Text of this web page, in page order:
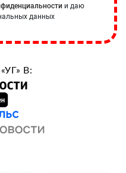
и даю
данных
В: